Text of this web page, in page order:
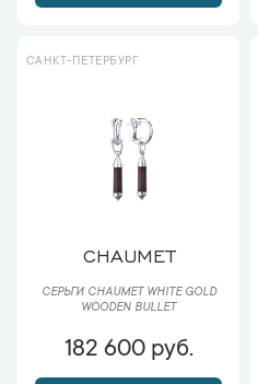
САНКТ-ПЕТЕРБУРГ
CHAUMET
СЕРЬГИ CHAUMET WHITE GOLD
WOODEN BULLET
182 600 руб.